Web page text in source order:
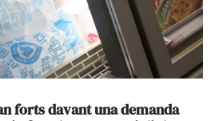
forts davant una demanda